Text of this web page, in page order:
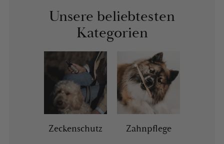
Unsere beliebtesten
Kategorien
Zeckenschutz Zahnpflege